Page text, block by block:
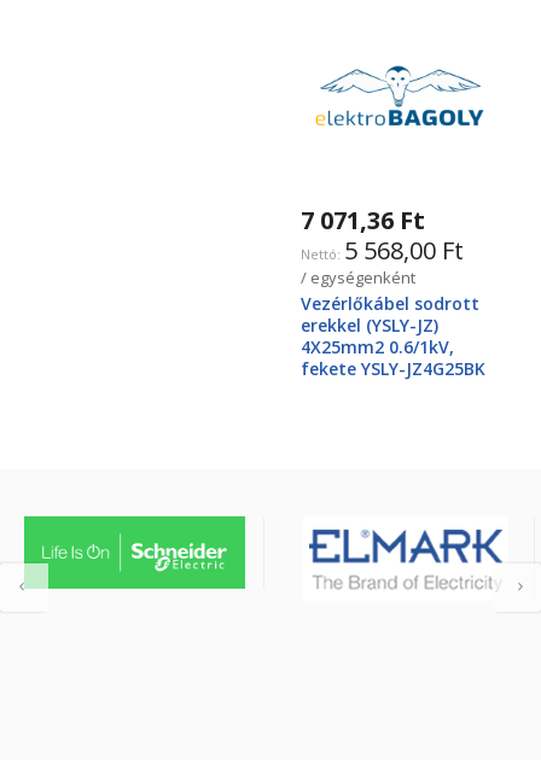
7 071,36 Ft
5 568,00 Ft
/ egységenként
Vezérlőkábel sodrott
erekkel (YSLY-JZ)
4X25mm2 0.6/1kV,
fekete YSLY-JZ4G25BK